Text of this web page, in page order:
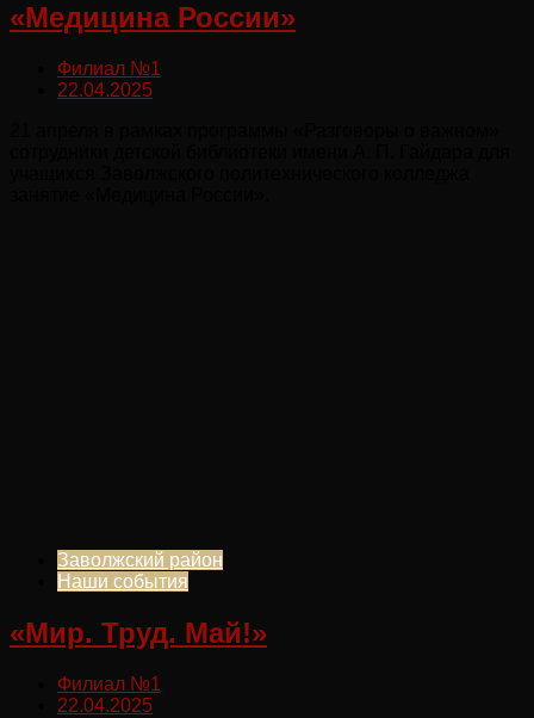
«Медицина России»
Филиал №1
22.04.2025
Заволжский район
Наши события
«Мир. Труд. Май!»
Филиал №1
22.04.2025